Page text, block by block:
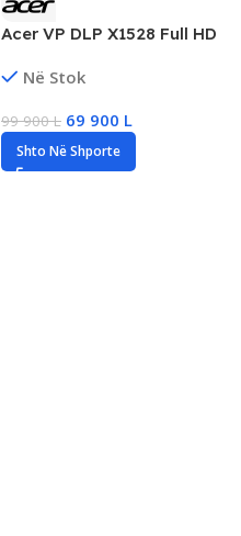
Acer VP DLP X1528 Full HD
Projector, New
Në Stok
99 900L 69 900 L
Shto Në Shporte